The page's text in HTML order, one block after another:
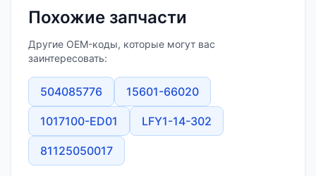
Похожие запчасти
Другие OEM-коды, которые могут вас
заинтересовать:
504085776 15601-66020
1017100-ED01 LFY1-14-302
81125050017